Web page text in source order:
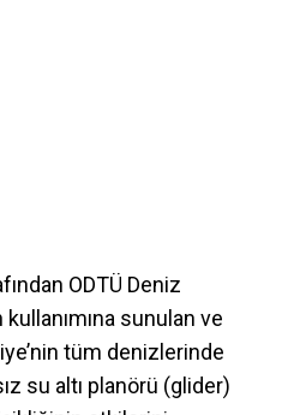
ODTÜ Deniz
sunulan ve
tüm denizlerinde
su altı planörü (glider)